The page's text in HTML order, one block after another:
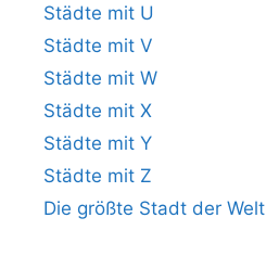
Städte mit U
Städte mit V
Städte mit W
Städte mit X
Städte mit Y
Städte mit Z
Die größte Stadt der Welt